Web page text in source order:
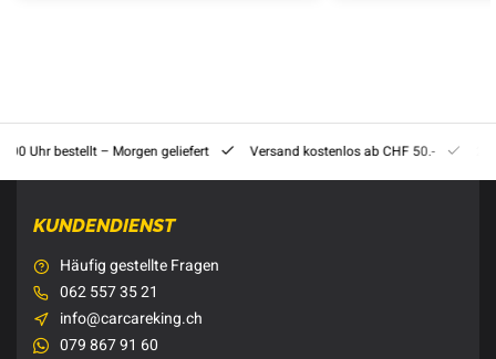
Uhr bestellt – Morgen geliefert Versand kostenlos ab CHF 50.-
KUNDENDIENST
Häufig gestellte Fragen
062 557 35 21
info@carcareking.ch
079 867 91 60